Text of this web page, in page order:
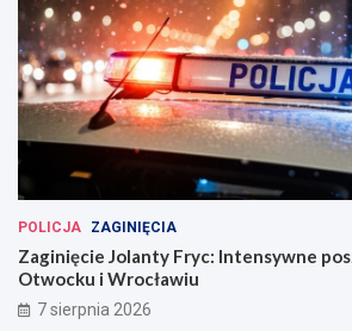
POLICJA ZAGINIĘCIA
Zaginięcie Jolanty Fryc: Intensywne
Otwocku i Wrocławiu
7 sierpnia 2026